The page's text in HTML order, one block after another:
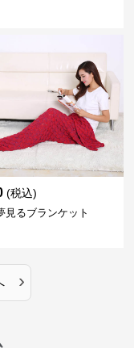
(税込)
見るブランケット
›